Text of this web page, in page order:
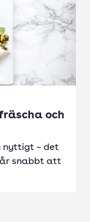
och
nyttigt – det
snabbt att